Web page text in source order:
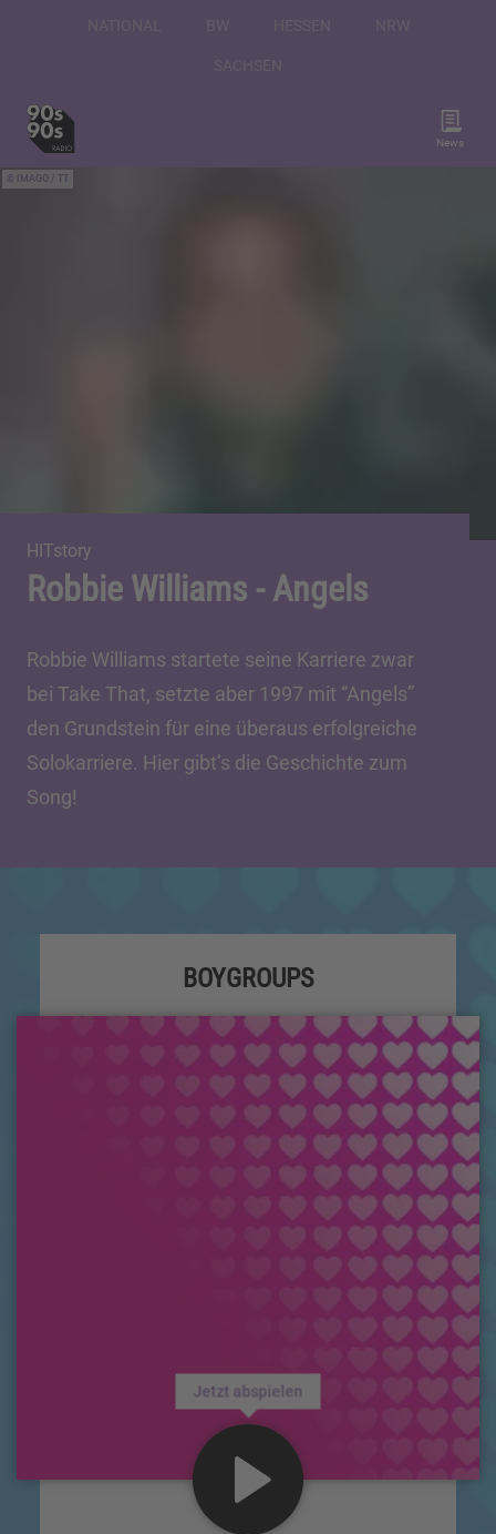
News
IMAGO / TT
HITstory
Robbie Williams - Angels
Robbie Williams startete seine Karriere zwar
bei Take That, setzte aber 1997 mit “Angels”
den Grundstein für eine überaus erfolgreiche
Solokarriere. Hier gibt’s die Geschichte zum
Song!
BOYGROUPS
Jetzt abspielen